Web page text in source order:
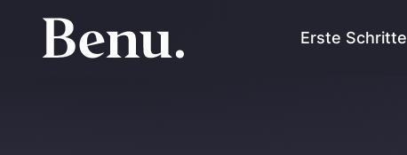
Erste Schritte